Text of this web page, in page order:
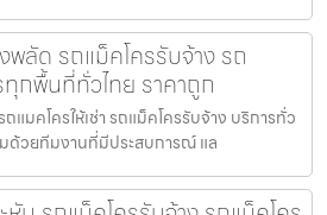
พลัด รถแม็คโครรับจ้าง รถ
ทุกพื้นที่ทั่วไทย ราคาถูก
แมคโครให้เช่า รถแม็คโครรับจ้าง บริการทั่ว
มด้วยทีมงานที่มีประสบการณ์ แล